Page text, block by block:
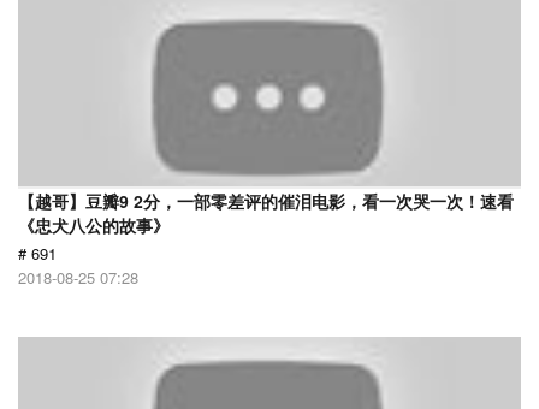
【越哥】豆瓣9 2分，一部零差评的催泪电影，看一次哭一次！速看
《忠犬八公的故事》
# 691
2018-08-25 07:28